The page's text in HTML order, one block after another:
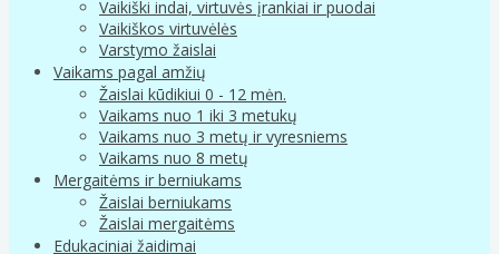
Vaikiški indai, virtuvės įrankiai ir puodai
Vaikiškos virtuvėlės
Varstymo žaislai
Vaikams pagal amžių
Žaislai kūdikiui 0 - 12 mėn.
Vaikams nuo 1 iki 3 metukų
Vaikams nuo 3 metų ir vyresniems
Vaikams nuo 8 metų
Mergaitėms ir berniukams
Žaislai berniukams
Žaislai mergaitėms
Edukaciniai žaidimai